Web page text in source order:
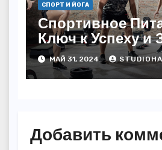
СПОРТ И ЙОГА
Спортивное
Ключ к Успеху и
МАЙ 31, 2024
Добавить